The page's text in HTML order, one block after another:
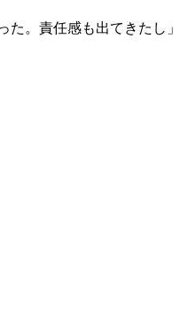
。責任感も出てきたし」